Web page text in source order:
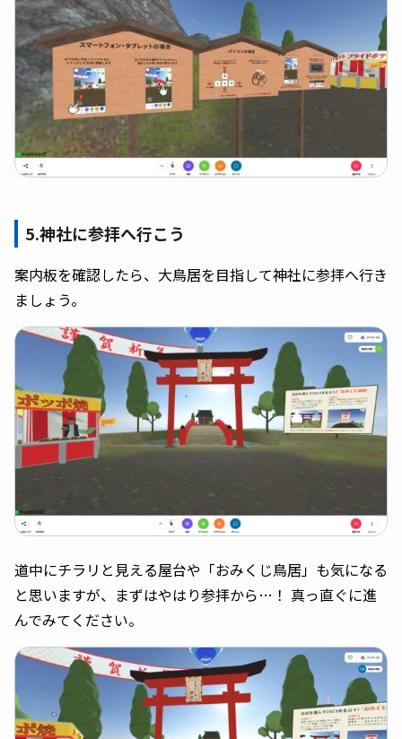
5.神社に参拝へ行こう
案内板を確認したら、大鳥居を目指して神社に参拝へ行き
ましょう。
道中にチラリと見える屋台や「おみくじ鳥居」も気になる
と思いますが、まずはやはり参拝から…！ 真っ直ぐに進
んでみてください。